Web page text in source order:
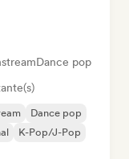
Dance pop
Dance pop
K-Pop/J-Pop